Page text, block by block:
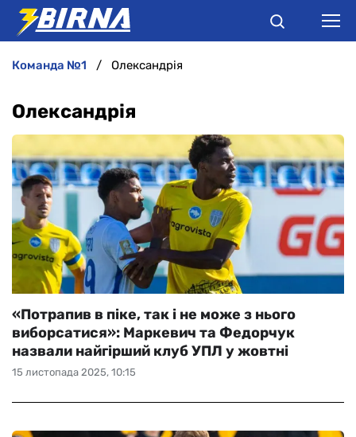
ІНТЕРВ'Ю
РІЗНЕ
БУКМЕКЕРИ
команда №1 Олександрія
Олександрія
15 листопада 2025, 10:15
«Потрапив в піке, так і не може з нього
виборсатися»: Маркевич та Федорчук
назвали найгірший клуб УПЛ у жовтні